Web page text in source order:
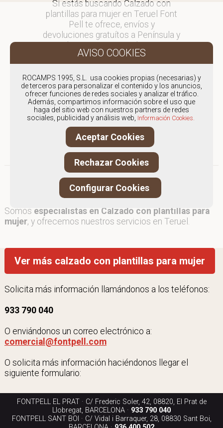
Si estás buscando Calzado con
plantillas para mujer en Teruel Font
Pell te ofrece, envíos y
devoluciones gratuítos a Península y
consultar
en comercial@fontpell.com.
Los envíos a Teruel gestionados
entre semana se entregarán en
menos de 48 horas; los pedidos
realizados en fin de semana, el
producto se enviará a partir del
lunes.
Somos especialistas en Calzado con plantillas para
mujer, y ofrecemos nuestros servicios en Teruel.
Ver más calzado con plantillas para mujer
Solicita más información llamándonos a los teléfonos:
933 790 040
O enviándonos un correo electrónico a:
comercial@fontpell.com
O solicita más información haciéndonos llegar el
siguiente formulario:
FONTPELL EL PRAT · C/ Frederic Soler, 42, 08820, El Prat de
Llobregat, BARCELONA · 933 790 040
FONTPELL SANT BOI · C/ Vidal i Barraquer, 28, 08830 Sant Boi,
ROCAMPS 1995, S.L. usa cookies propias (necesarias) y
de terceros para personalizar el contenido y los anuncios,
ofrecer funciones de redes sociales y analizar el tráfico.
Además, compartimos información sobre el uso que
haga del sitio web con nuestros partners de redes
sociales, publicidad y análisis web, Información Cookies.
Aceptar Cookies
Rechazar Cookies
Configurar Cookies